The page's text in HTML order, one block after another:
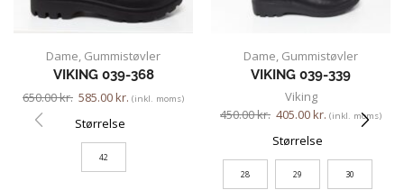
Dame, Gummistøvler
VIKING 039-368
650.00kr. 585.00kr. (inkl. moms)
Størrelse
42
Dame, Gummistøvler
VIKING 039-339
Viking
450.00kr. 405.00kr. (inkl. moms)
Størrelse
28 29 30